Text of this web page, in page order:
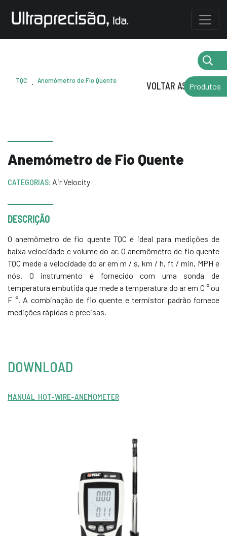
TQC . Anemómetro de Fio Quente VOLTAR AS MARCAS
Anemómetro de Fio Quente
CATEGORIAS: Air Velocity
DESCRIÇÃO
O anemômetro de fio quente TQC é ideal para medições de
baixa velocidade e volume do ar. O anemômetro de fio quente
TQC mede a velocidade do ar em m / s, km / h, ft / min, MPH e
nós. O instrumento é fornecido com uma sonda de
temperatura embutida que mede a temperatura do ar em C ° ou
F °. A combinação de fio quente e termistor padrão fornece
medições rápidas e precisas.
DOWNLOAD
MANUAL HOT-WIRE-ANEMOMETER
Produtos